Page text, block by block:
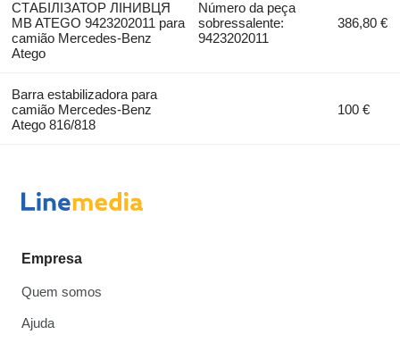
СТАБІЛІЗАТОР ЛІНИВЦЯ
MB ATEGO 9423202011 para
camião Mercedes-Benz
Atego
Número da peça
sobressalente:
9423202011
386,80 €
Barra estabilizadora para
camião Mercedes-Benz
Atego 816/818
100 €
Empresa
Quem somos
Ajuda